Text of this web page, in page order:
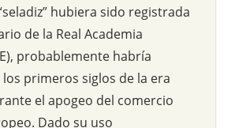
hubiera sido registrada
de la Real Academia
probablemente habría
primeros siglos de la era
el apogeo del comercio
Dado su uso